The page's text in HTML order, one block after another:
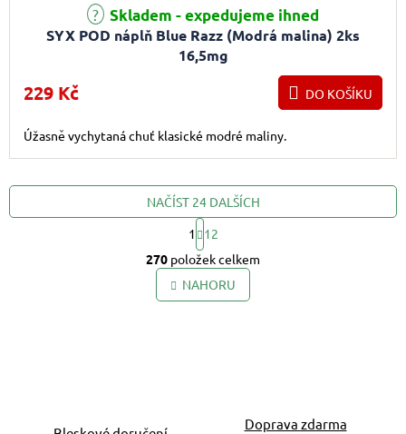
SYX POD náplň Blue Razz (Modrá malina) 2ks
16,5mg
Průměrné hodnocení produktu je 5,0 z 5 hvězdiček.
Skladem - expedujeme ihned
229 Kč DO KOŠÍKU
Úžasně vychytaná chuť klasické modré maliny.
Ovládací prvky
NAČÍST 24 DALŠÍCH
Stránkování
1
12
270 položek celkem
NAHORU
Doprava zdarma